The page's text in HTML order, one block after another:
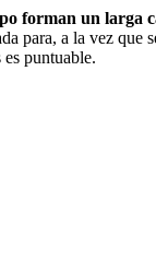
forman un larga
para, a la vez
puntuable.